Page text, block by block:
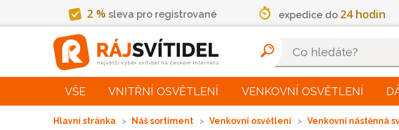
2 % sleva pro registrované expedice do 24 hodin
VŠE VNITŘNÍ OSVĚTLENÍ VENKOVNÍ OSVĚTLENÍ
Hlavní stránka Náš sortiment Venkovní osvětlení Venkovní nástěnná